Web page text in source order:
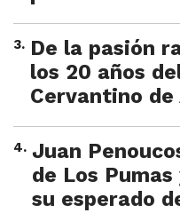
3. De la pasión
los 20 años
Cervantino de
4. Juan
de Los
su esperado